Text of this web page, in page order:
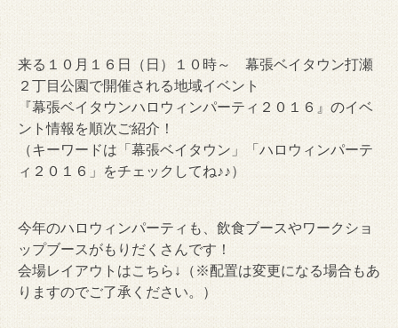
来る１０月１６日（日）１０時～ 幕張ベイタウン打瀬
２丁目公園で開催される地域イベント
『幕張ベイタウンハロウィンパーティ２０１６』のイベ
ント情報を順次ご紹介！
（キーワードは「幕張ベイタウン」「ハロウィンパーテ
ィ２０１６」をチェックしてね♪♪）
今年のハロウィンパーティも、飲食ブースやワークショ
ップブースがもりだくさんです！
会場レイアウトはこちら↓（※配置は変更になる場合もあ
りますのでご了承ください。）